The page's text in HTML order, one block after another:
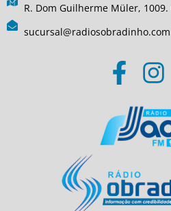
R. Dom Guilherme Müler,